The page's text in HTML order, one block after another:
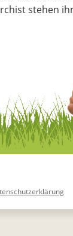
stehen